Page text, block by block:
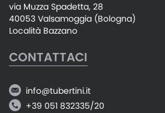
via Muzza Spadetta, 28
40053 Valsamoggia (Bologna)
Località Bazzano
CONTATTACI
info@tubertini.it
+39 051 832335/20